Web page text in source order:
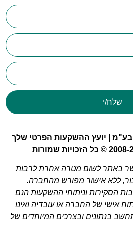
שלח/י
בע"מ | יועץ ההשקעות הפרטי שלך
באתר לשום מטרה אחרת לרבות
ללא אישור מפורש מהחברה.
הסקירות וניתוחי ההשקעות הנם
אישי של החברה או עובדיה ואינו
בנתונים ובצרכים המיוחדים של